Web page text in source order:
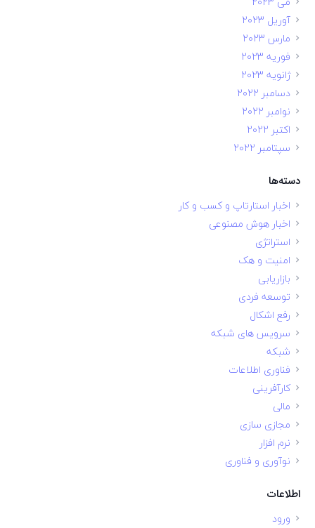
آوریل 2023
مارس 2023
فوریه 2023
ژانویه 2023
دسامبر 2022
نوامبر 2022
اکتبر 2022
سپتامبر 2022
دسته‌ها
اخبار استارتاپ و کسب و کار
اخبار هوش مصنوعی
استراتژی
امنیت و هک
بازاریابی
توسعه فردی
رفع اشکال
سرویس های شبکه
شبکه
فناوری اطلاعات
کارآفرینی
مالی
مجازی سازی
نرم افزار
نوآوری و فناوری
اطلاعات
ورود